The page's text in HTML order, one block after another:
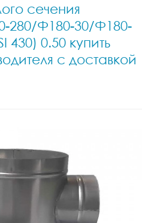
сечения
280/Ф180-30/Ф180-
430) 0.50 купить
с доставкой